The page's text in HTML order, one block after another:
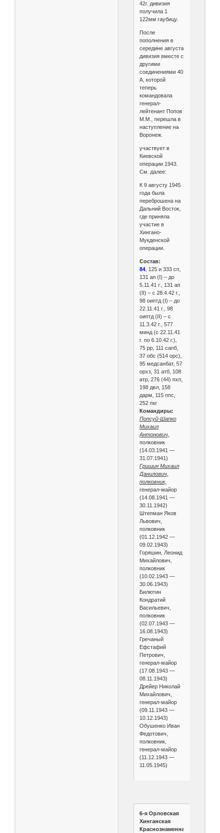
42г. дивизия
получила 1
122мм гаубицу.
После
пополнения в
середине августа
дивизия вместе с
другими
соединениями 40
А, которой
теперь
командовала
генерал-
лейтенант Попов
М.М., перешла в
наступление на
Воронеж.
участвует в
Киевской
операции 1943.
См. далее:
К 9 августу 1945
года была
переброшена на
Дальний Восток,
где приняла
участие в
Хингано-
Мукденской
операции.
Состав:
84, 125 и 333 сп,
131 ап (I) – до
5.11.41 г., 131 ап
(II) – с 28.4.42 г.,
98 оиптд (I) – до
22.11.41 г., 98
оиптд (II) – с
11.3.42 г., 577
минд (с 22.11.41
г. по 6.10.42 г.),
75 рр, 111 сапб,
37 обс (514 орс),
95 медсанбат, 57
орхз, 31 атб, 108
атр, 276 (44) пхп,
198 двл, 158
дарм, 115 ппс,
252 пкг
Командиры:
Попсуй-Шапко
Михаил
Антонович,
полковник
(14.03.1941 —
31.07.1941)
Гришин Михаил
Данилович,
полковник,
генерал-майор
(14.08.1941 —
30.11.1942)
Штепман Яков
Львович,
полковник
(01.12.1942 —
09.02.1943)
Горяшин, Леонид
Михайлович,
полковник
(10.02.1943 —
30.06.1943)
Билютин
Кондратий
Васильевич,
полковник
(02.07.1943 —
16.08.1943)
Гречаный
Ефстафий
Петрович,
генерал-майор
(17.08.1943 —
08.11.1943)
Дрейер Николай
Михайлович,
генерал-майор
(09.11.1943 —
10.12.1943)
Обушенко Иван
Федотович,
полковник,
генерал-майор
(11.12.1943 —
11.05.1945)
6-я Орловская
Хинганская
Краснознаменная